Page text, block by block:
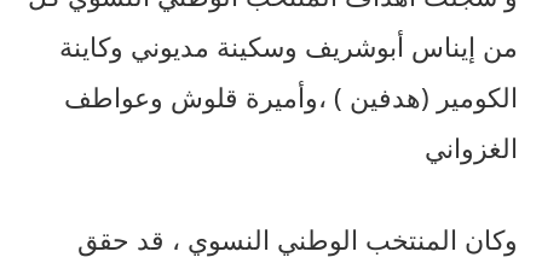
من إيناس أبوشريف وسكينة مديوني وكاينة
الكومير (هدفين ) ،وأميرة قلوش وعواطف
الغزواني
وكان المنتخب الوطني النسوي ، قد حقق